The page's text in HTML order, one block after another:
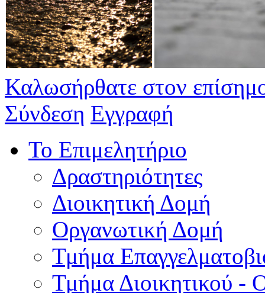
Καλωσήρθατε στον
Σύνδεση Εγγραφή
Το Επιμελητήριο
Δραστηριότητες
Διοικητική Δομή
Οργανωτική Δομή
Τμήμα
Τμήμα Διοικητικού -